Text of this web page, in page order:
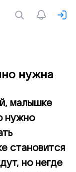
нужна
малышке
нужно
становится
но негде